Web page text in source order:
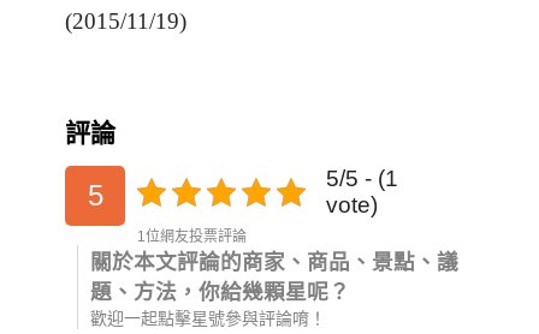
(2015/11/19)
評論
5
5/5 - (1
vote)
1位網友投票評論
關於本文評論的商家、商品、景點、議
題、方法，你給幾顆星呢？
歡迎一起點擊星號參與評論唷！